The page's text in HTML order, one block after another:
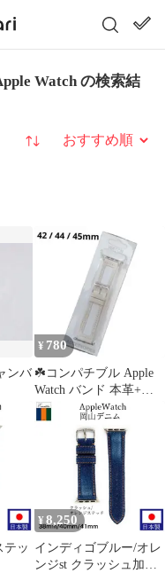
Watch の検索結
並び替え
ンバ
¥ 780
☘️コンパチブル Apple
Watch バンド 本革+綿
帆布 ホワイト
テッ
¥8,250
インディゴブルー/オレ
ンジst クラッシュ加工